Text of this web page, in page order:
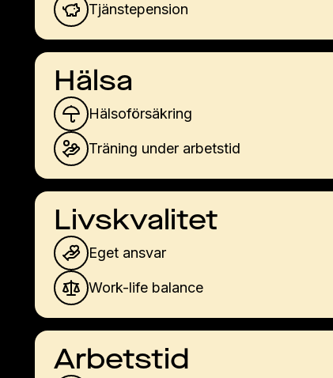
Tjänstepension
Hälsa
Hälsoförsäkring
Träning under arbetstid
Livskvalitet
Eget ansvar
Work-life balance
Arbetstid